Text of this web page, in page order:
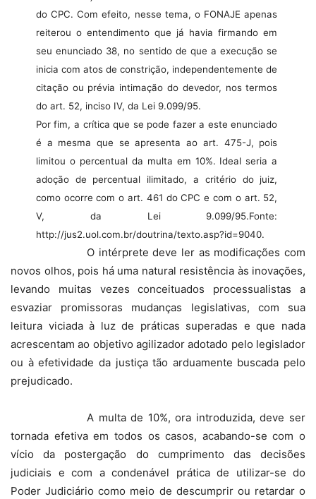
do CPC. Com efeito, nesse tema, o FONAJE apenas
reiterou o entendimento que já havia firmando em
seu enunciado 38, no sentido de que a execução se
inicia com atos de constrição, independentemente de
citação ou prévia intimação do devedor, nos termos
do art. 52, inciso IV, da Lei 9.099/95.
Por fim, a crítica que se pode fazer a este enunciado
é a mesma que se apresenta ao art. 475-J, pois
limitou o percentual da multa em 10%. Ideal seria a
adoção de percentual ilimitado, a critério do juiz,
como ocorre com o art. 461 do CPC e com o art. 52,
V, da Lei 9.099/95.Fonte:
http://jus2.uol.com.br/doutrina/texto.asp?id=9040.
O intérprete deve ler as modificações com
novos olhos, pois há uma natural resistência às inovações,
levando muitas vezes conceituados processualistas a
esvaziar promissoras mudanças legislativas, com sua
leitura viciada à luz de práticas superadas e que nada
acrescentam ao objetivo agilizador adotado pelo legislador
ou à efetividade da justiça tão arduamente buscada pelo
prejudicado.
A multa de 10%, ora introduzida, deve ser
tornada efetiva em todos os casos, acabando-se com o
vício da postergação do cumprimento das decisões
judiciais e com a condenável prática de utilizar-se do
Poder Judiciário como meio de descumprir ou retardar o